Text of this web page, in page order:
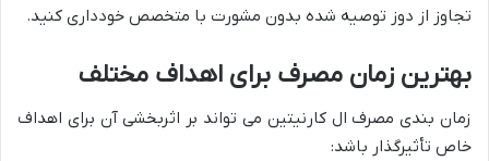
تجاوز از دوز توصیه شده بدون مشورت با متخصص خودداری کنید.
بهترین زمان مصرف برای اهداف مختلف
زمان بندی مصرف ال کارنیتین می تواند بر اثربخشی آن برای اهداف
خاص تأثیرگذار باشد: